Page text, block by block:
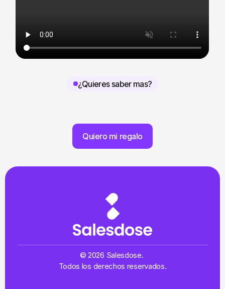
¿Quieres saber mas?
Quiero mi regalo
© 2026 Salesdose.
Todos los derechos reservados.